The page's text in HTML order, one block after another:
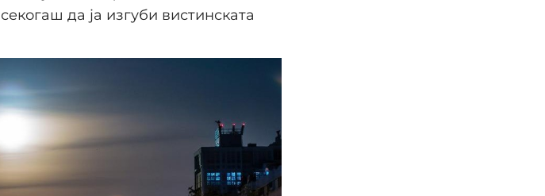
да ја изгуби вистинската